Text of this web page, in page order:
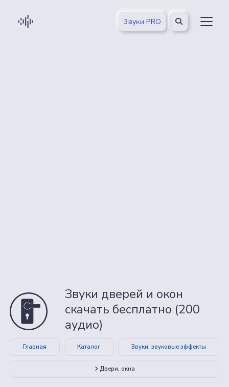
Звуки PRO
Звуки дверей и окон
скачать бесплатно (200
аудио)
Главная Каталог Звуки, звуковые эффекты
Двери, окна